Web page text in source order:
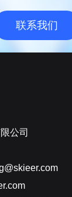
联系我们
公司